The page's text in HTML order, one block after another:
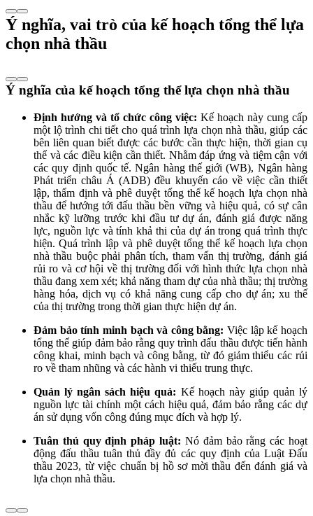
Ý nghĩa, vai trò của kế hoạch tổng thể lựa
chọn nhà thầu
Ý nghĩa của kế hoạch tổng thể lựa chọn nhà thầu
Định hướng và tổ chức công việc: Kế hoạch này cung cấp
một lộ trình chi tiết cho quá trình lựa chọn nhà thầu, giúp các
bên liên quan biết được các bước cần thực hiện, thời gian cụ
thể và các điều kiện cần thiết. Nhằm đáp ứng và tiệm cận với
các quy định quốc tế. Ngân hàng thế giới (WB), Ngân hàng
Phát triển châu Á (ADB) đều khuyến cáo về việc cần thiết
lập, thẩm định và phê duyệt tổng thể kế hoạch lựa chọn nhà
thầu để hướng tới đấu thầu bền vững và hiệu quả, có sự cân
nhắc kỹ lưỡng trước khi đầu tư dự án, đánh giá được năng
lực, nguồn lực và tính khả thi của dự án trong quá trình thực
hiện. Quá trình lập và phê duyệt tổng thể kế hoạch lựa chọn
nhà thầu buộc phải phân tích, tham vấn thị trường, đánh giá
rủi ro và cơ hội về thị trường đối với hình thức lựa chọn nhà
thầu đang xem xét; khả năng tham dự của nhà thầu; thị trường
hàng hóa, dịch vụ có khả năng cung cấp cho dự án; xu thế
của thị trường trong thời gian thực hiện dự án.
Đảm bảo tính minh bạch và công bằng: Việc lập kế hoạch
tổng thể giúp đảm bảo rằng quy trình đấu thầu được tiến hành
công khai, minh bạch và công bằng, từ đó giảm thiểu các rủi
ro về tham nhũng và các hành vi thiếu trung thực.
Quản lý ngân sách hiệu quả: Kế hoạch này giúp quản lý
nguồn lực tài chính một cách hiệu quả, đảm bảo rằng các dự
án sử dụng vốn công đúng mục đích và hợp lý.
Tuân thủ quy định pháp luật: Nó đảm bảo rằng các hoạt
động đấu thầu tuân thủ đầy đủ các quy định của Luật Đấu
thầu 2023, từ việc chuẩn bị hồ sơ mời thầu đến đánh giá và
lựa chọn nhà thầu.